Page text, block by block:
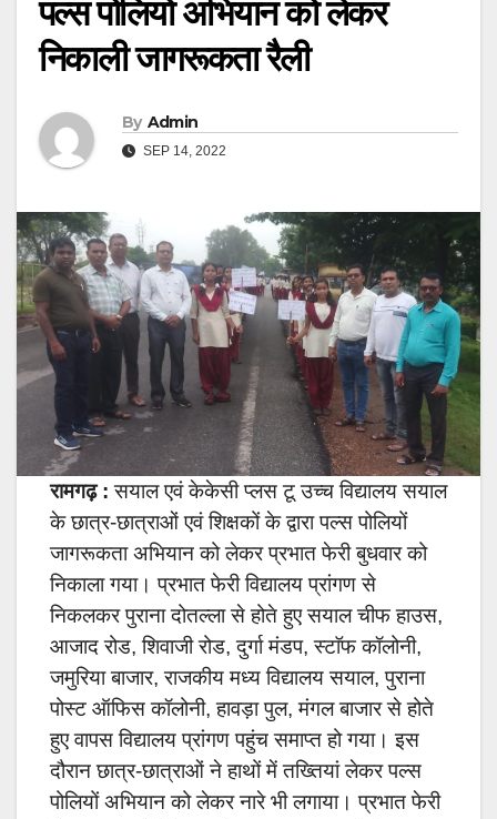
पल्स पोलियो अभियान को लेकर
निकाली जागरूकता रैली
By Admin
SEP 14, 2022
रामगढ़ :सयाल एवं केकेसी प्लस टू उच्च विद्यालय सयाल
के छात्र-छात्राओं एवं शिक्षकों के द्वारा पल्स पोलियों
जागरूकता अभियान को लेकर प्रभात फेरी बुधवार को
निकाला गया। प्रभात फेरी विद्यालय प्रांगण से
निकलकर पुराना दोतल्ला से होते हुए सयाल चीफ हाउस,
आजाद रोड, शिवाजी रोड, दुर्गा मंडप, स्टाॅफ कॉलोनी,
जमुरिया बाजार, राजकीय मध्य विद्यालय सयाल, पुराना
पोस्ट ऑफिस कॉलोनी, हावड़ा पुल, मंगल बाजार से होते
हुए वापस विद्यालय प्रांगण पहुंच समाप्त हो गया। इस
दौरान छात्र-छात्राओं ने हाथों में तख्तियां लेकर पल्स
पोलियों अभियान को लेकर नारे भी लगाया। प्रभात फेरी